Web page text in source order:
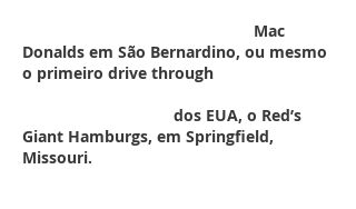
Mac
Donalds em São Bernardino, ou mesmo
o primeiro drive through
dos EUA, o Red’s
Giant Hamburgs, em Springfield,
Missouri.